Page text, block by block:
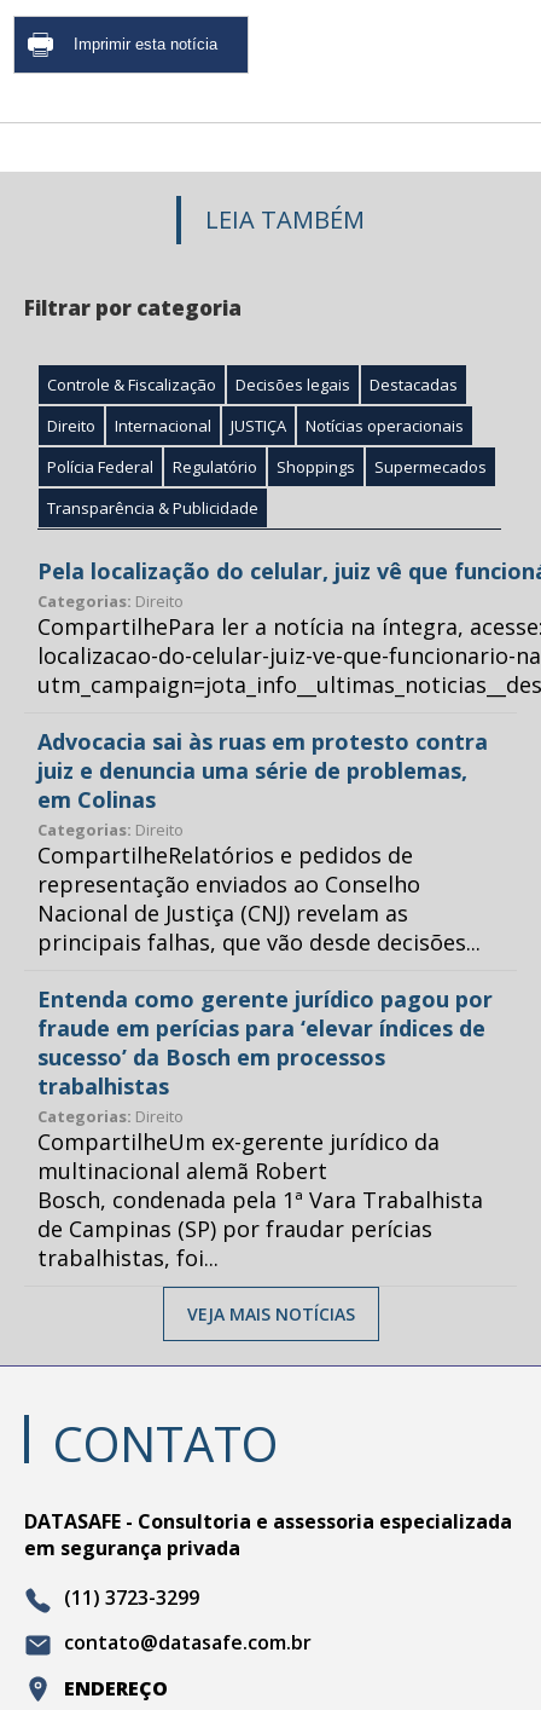
LEIA TAMBÉM
Filtrar por categoria
Controle & Fiscalização Decisões legais
Destacadas
Direito
Internacional JUSTIÇA
Notícias operacionais
Polícia Federal
Regulatório Shoppings
Supermecados
Transparência & Publicidade
Pela localização do celular, juiz vê que
Categorias: Direito
CompartilhePara ler a notícia na íntegra,
localizacao-do-celular-juiz-ve-que-funcionario-
Advocacia sai às ruas em protesto contra
juiz e denuncia uma série de problemas,
em Colinas
Categorias: Direito
CompartilheRelatórios e pedidos de
representação enviados ao Conselho
Nacional de Justiça (CNJ) revelam as
principais falhas, que vão desde decisões...
Entenda como gerente jurídico pagou por
fraude em perícias para ‘elevar índices de
sucesso’ da Bosch em processos
trabalhistas
Categorias: Direito
CompartilheUm ex-gerente jurídico da
multinacional alemã Robert
Bosch, condenada pela 1ª Vara Trabalhista
de Campinas (SP) por fraudar perícias
trabalhistas, foi...
VEJA MAIS NOTÍCIAS
CONTATO
DATASAFE - Consultoria e assessoria especializada
em segurança privada
(11) 3723-3299
contato@datasafe.com.br
ENDEREÇO